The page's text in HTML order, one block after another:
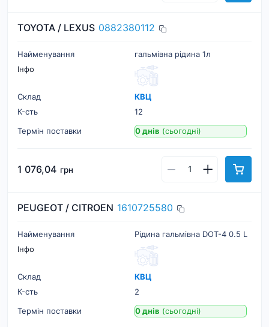
TOYOTA / LEXUS 0882380112
Найменування
гальмівна рідина 1л
Інфо
Склад
КВЦ
К-cть
12
Термін поставки
0 днів (сьогодні)
1 076,04 грн
PEUGEOT / CITROEN 1610725580
Найменування
Рідина гальмівна DOT-4 0.5 L
Інфо
Склад
КВЦ
К-cть
2
Термін поставки
0 днів (сьогодні)